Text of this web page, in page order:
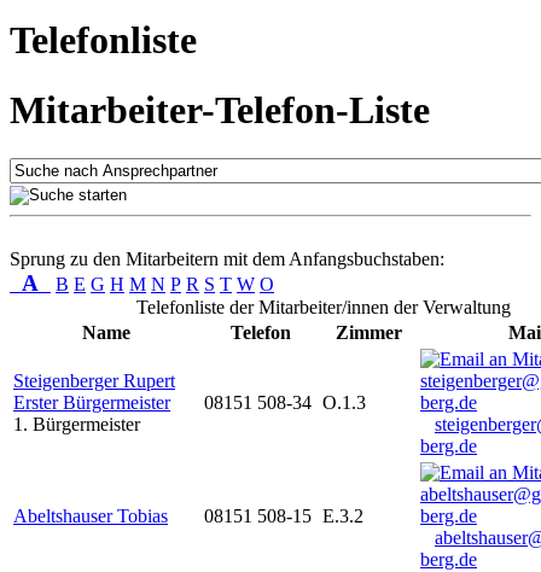
Telefonliste
Mitarbeiter-Telefon-Liste
Sprung zu den Mitarbeitern mit dem Anfangsbuchstaben:
A B E G H M N P R S T W O
Telefonliste der Mitarbeiter/innen der Verwaltung
Name
Telefon Zimmer
Steigenberger Rupert
Erster Bürgermeister
1. Bürgermeister
08151 508-34 O.1.3
berg.de
Abeltshauser Tobias 08151 508-15 E.3.2
berg.de